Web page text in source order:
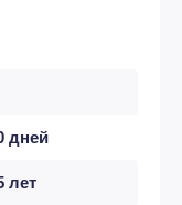
дней
лет